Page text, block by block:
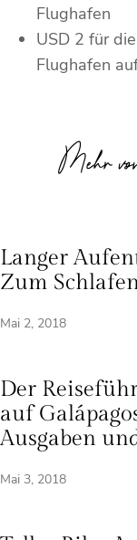
Flughafen
USD 2 für
Flughafen
Mehr
Langer
Zum
Mai 2, 2018
Der
auf
Ausgaben
Mai 3, 2018